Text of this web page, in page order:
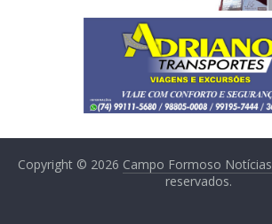
Copyright © 2026 Campo Formoso Notícias
reservados.